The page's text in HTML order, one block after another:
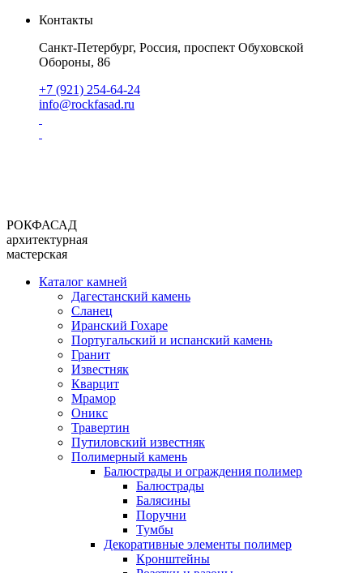
Контакты
Санкт-Петербург, Россия, проспект Обуховской
Обороны, 86
+7 (921) 254-64-24
info@rockfasad.ru
РОКФАСАД
архитектурная
мастерская
Каталог камней
Дагестанский камень
Сланец
Иранский Гохаре
Португальский и испанский камень
Гранит
Известняк
Кварцит
Мрамор
Оникс
Травертин
Путиловский известняк
Полимерный камень
Балюстрады и ограждения полимер
Балюстрады
Балясины
Поручни
Тумбы
Декоративные элементы полимер
Кронштейны